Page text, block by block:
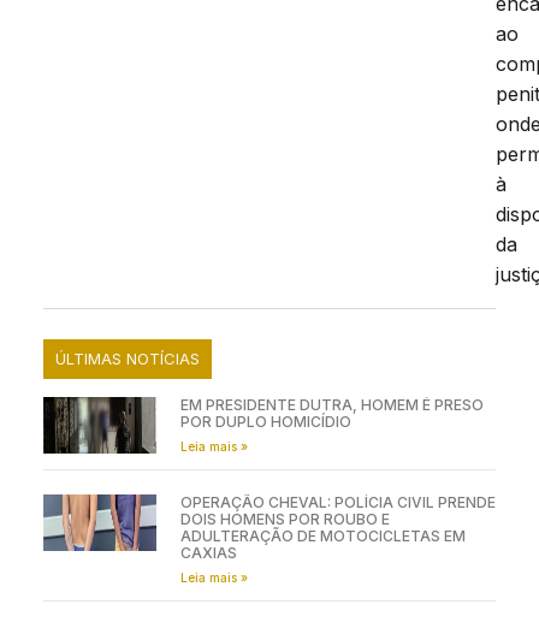
ao
à
da
ÚLTIMAS NOTÍCIAS
EM PRESIDENTE DUTRA, HOMEM É PRESO
POR DUPLO HOMICÍDIO
Leia mais »
OPERAÇÃO CHEVAL: POLÍCIA CIVIL PRENDE
DOIS HOMENS POR ROUBO E
ADULTERAÇÃO DE MOTOCICLETAS EM
CAXIAS
Leia mais »